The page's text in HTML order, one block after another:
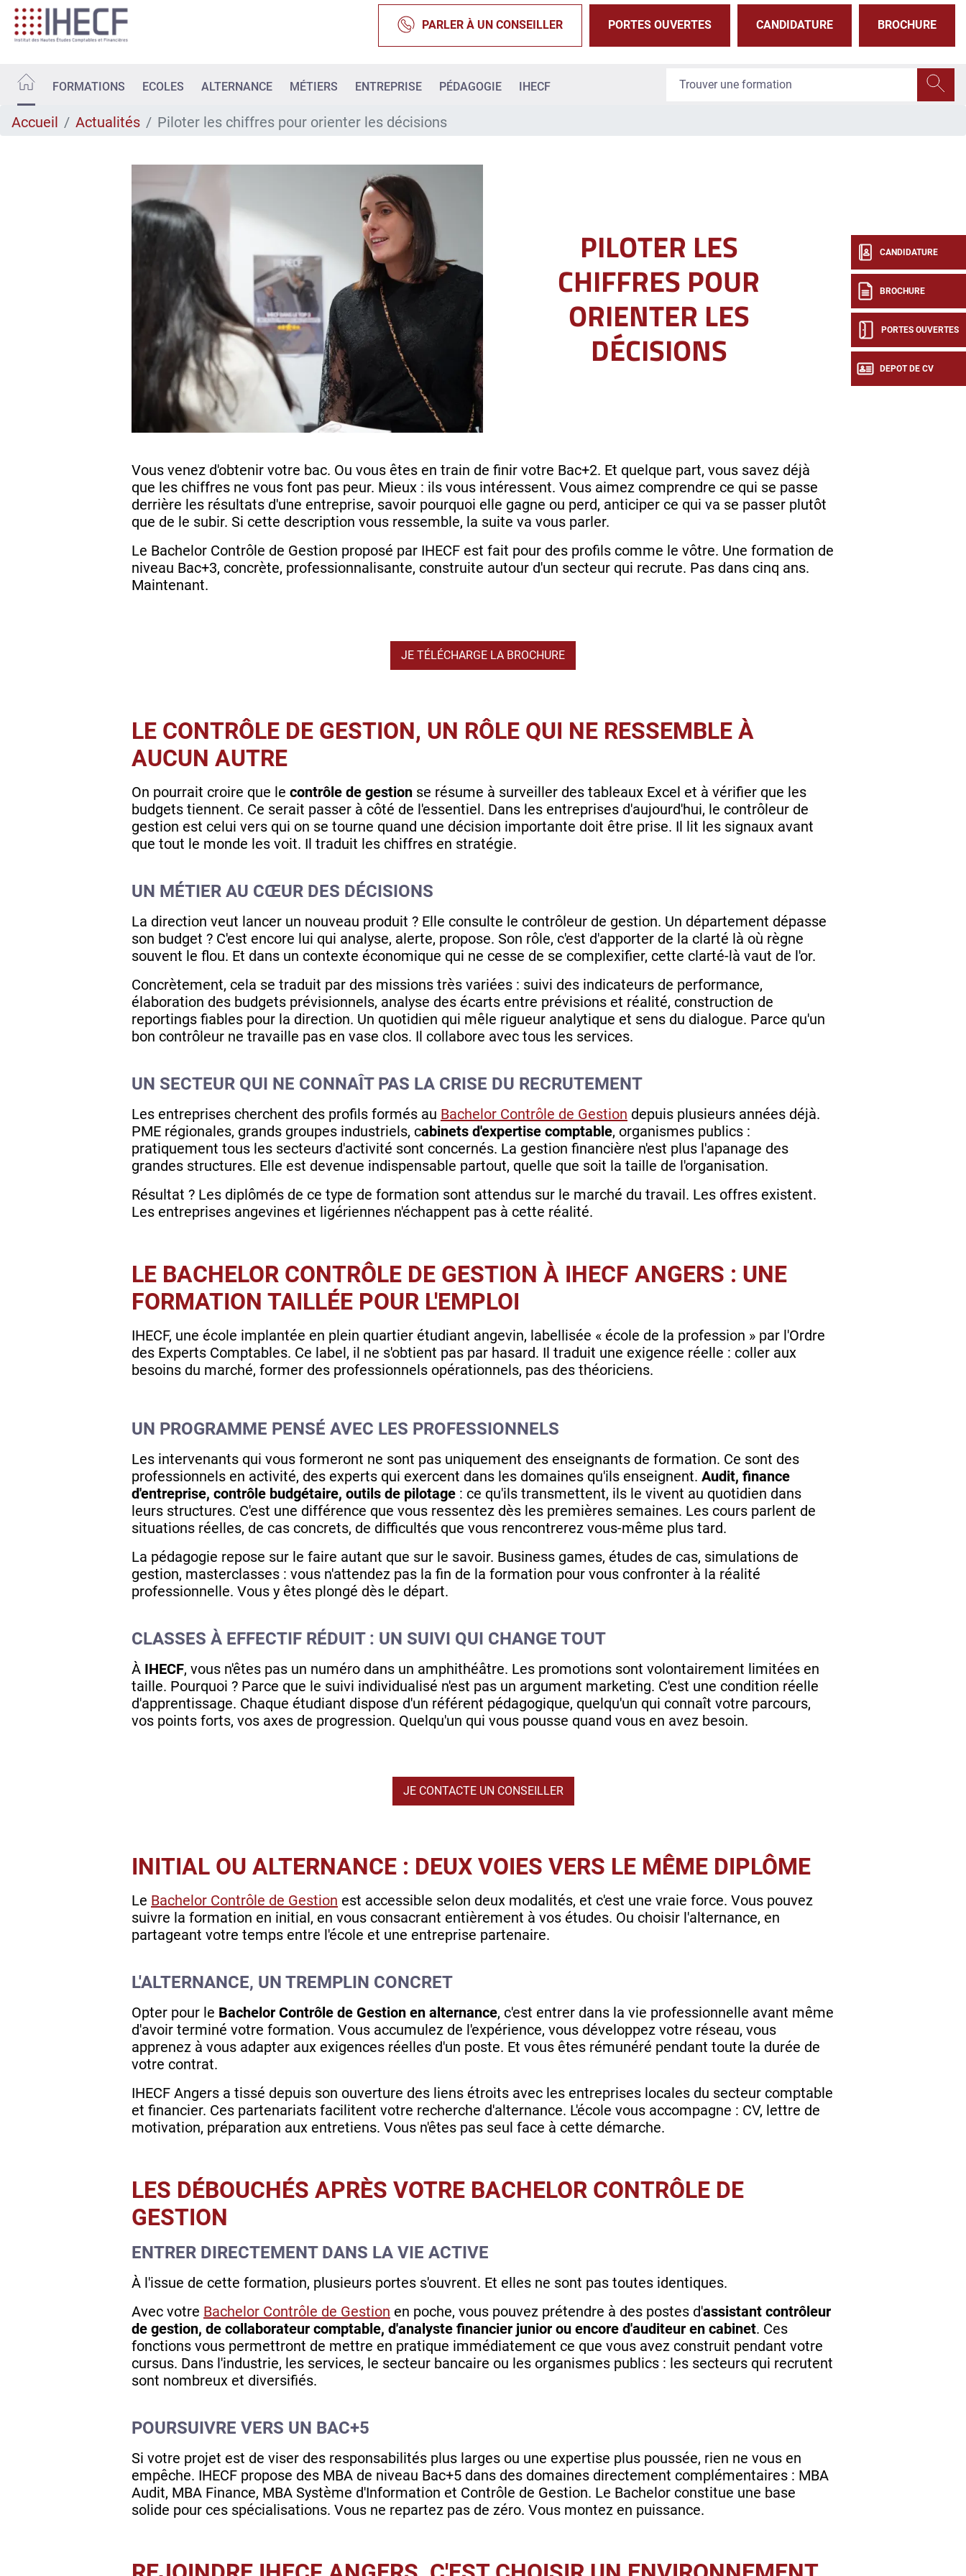
Aller
contenu
PARLER À UN CONSEILLER PORTES OUVERTES CANDIDATURE BROCHURE
FORMATIONS ECOLES ALTERNANCE MÉTIERS ENTREPRISE PÉDAGOGIE IHECF
CANDIDATURE
BROCHURE
PORTES OUVERTES
DEPOT DE CV
Accueil Actualités Piloter les chiffres pour orienter les décisions
PILOTER LES
CHIFFRES POUR
ORIENTER LES
DÉCISIONS
Vous venez d'obtenir votre bac. Ou vous êtes en train de finir votre Bac+2. Et quelque part, vous savez déjà
que les chiffres ne vous font pas peur. Mieux : ils vous intéressent. Vous aimez comprendre ce qui se passe
derrière les résultats d'une entreprise, savoir pourquoi elle gagne ou perd, anticiper ce qui va se passer plutôt
que de le subir. Si cette description vous ressemble, la suite va vous parler.
Le Bachelor Contrôle de Gestion proposé par IHECF est fait pour des profils comme le vôtre. Une formation de
niveau Bac+3, concrète, professionnalisante, construite autour d'un secteur qui recrute. Pas dans cinq ans.
Maintenant.
JE TÉLÉCHARGE LA BROCHURE
LE CONTRÔLE DE GESTION, UN RÔLE QUI NE RESSEMBLE À
AUCUN AUTRE
On pourrait croire que le contrôle de gestion se résume à surveiller des tableaux Excel et à vérifier que les
budgets tiennent. Ce serait passer à côté de l'essentiel. Dans les entreprises d'aujourd'hui, le contrôleur de
gestion est celui vers qui on se tourne quand une décision importante doit être prise. Il lit les signaux avant
que tout le monde les voit. Il traduit les chiffres en stratégie.
UN MÉTIER AU CŒUR DES DÉCISIONS
La direction veut lancer un nouveau produit ? Elle consulte le contrôleur de gestion. Un département dépasse
son budget ? C'est encore lui qui analyse, alerte, propose. Son rôle, c'est d'apporter de la clarté là où règne
souvent le flou. Et dans un contexte économique qui ne cesse de se complexifier, cette clarté-là vaut de l'or.
Concrètement, cela se traduit par des missions très variées : suivi des indicateurs de performance,
élaboration des budgets prévisionnels, analyse des écarts entre prévisions et réalité, construction de
reportings fiables pour la direction. Un quotidien qui mêle rigueur analytique et sens du dialogue. Parce qu'un
bon contrôleur ne travaille pas en vase clos. Il collabore avec tous les services.
UN SECTEUR QUI NE CONNAÎT PAS LA CRISE DU RECRUTEMENT
Les entreprises cherchent des profils formés au Bachelor Contrôle de Gestion depuis plusieurs années déjà.
PME régionales, grands groupes industriels, cabinets d'expertise comptable, organismes publics :
pratiquement tous les secteurs d'activité sont concernés. La gestion financière n'est plus l'apanage des
grandes structures. Elle est devenue indispensable partout, quelle que soit la taille de l'organisation.
Résultat ? Les diplômés de ce type de formation sont attendus sur le marché du travail. Les offres existent.
Les entreprises angevines et ligériennes n'échappent pas à cette réalité.
LE BACHELOR CONTRÔLE DE GESTION À IHECF ANGERS : UNE
FORMATION TAILLÉE POUR L'EMPLOI
IHECF, une école implantée en plein quartier étudiant angevin, labellisée « école de la profession » par l'Ordre
des Experts Comptables. Ce label, il ne s'obtient pas par hasard. Il traduit une exigence réelle : coller aux
besoins du marché, former des professionnels opérationnels, pas des théoriciens.
UN PROGRAMME PENSÉ AVEC LES PROFESSIONNELS
Les intervenants qui vous formeront ne sont pas uniquement des enseignants de formation. Ce sont des
professionnels en activité, des experts qui exercent dans les domaines qu'ils enseignent. Audit, finance
d'entreprise, contrôle budgétaire, outils de pilotage : ce qu'ils transmettent, ils le vivent au quotidien dans
leurs structures. C'est une différence que vous ressentez dès les premières semaines. Les cours parlent de
situations réelles, de cas concrets, de difficultés que vous rencontrerez vous-même plus tard.
La pédagogie repose sur le faire autant que sur le savoir. Business games, études de cas, simulations de
gestion, masterclasses : vous n'attendez pas la fin de la formation pour vous confronter à la réalité
professionnelle. Vous y êtes plongé dès le départ.
CLASSES À EFFECTIF RÉDUIT : UN SUIVI QUI CHANGE TOUT
À IHECF, vous n'êtes pas un numéro dans un amphithéâtre. Les promotions sont volontairement limitées en
taille. Pourquoi ? Parce que le suivi individualisé n'est pas un argument marketing. C'est une condition réelle
d'apprentissage. Chaque étudiant dispose d'un référent pédagogique, quelqu'un qui connaît votre parcours,
vos points forts, vos axes de progression. Quelqu'un qui vous pousse quand vous en avez besoin.
JE CONTACTE UN CONSEILLER
INITIAL OU ALTERNANCE : DEUX VOIES VERS LE MÊME DIPLÔME
Le Bachelor Contrôle de Gestion est accessible selon deux modalités, et c'est une vraie force. Vous pouvez
suivre la formation en initial, en vous consacrant entièrement à vos études. Ou choisir l'alternance, en
partageant votre temps entre l'école et une entreprise partenaire.
L'ALTERNANCE, UN TREMPLIN CONCRET
Opter pour le Bachelor Contrôle de Gestion en alternance, c'est entrer dans la vie professionnelle avant même
d'avoir terminé votre formation. Vous accumulez de l'expérience, vous développez votre réseau, vous
apprenez à vous adapter aux exigences réelles d'un poste. Et vous êtes rémunéré pendant toute la durée de
votre contrat.
IHECF Angers a tissé depuis son ouverture des liens étroits avec les entreprises locales du secteur comptable
et financier. Ces partenariats facilitent votre recherche d'alternance. L'école vous accompagne : CV, lettre de
motivation, préparation aux entretiens. Vous n'êtes pas seul face à cette démarche.
LES DÉBOUCHÉS APRÈS VOTRE BACHELOR CONTRÔLE DE
GESTION
ENTRER DIRECTEMENT DANS LA VIE ACTIVE
À l'issue de cette formation, plusieurs portes s'ouvrent. Et elles ne sont pas toutes identiques.
Avec votre Bachelor Contrôle de Gestion en poche, vous pouvez prétendre à des postes d'assistant contrôleur
de gestion, de collaborateur comptable, d'analyste financier junior ou encore d'auditeur en cabinet. Ces
fonctions vous permettront de mettre en pratique immédiatement ce que vous avez construit pendant votre
cursus. Dans l'industrie, les services, le secteur bancaire ou les organismes publics : les secteurs qui recrutent
sont nombreux et diversifiés.
POURSUIVRE VERS UN BAC+5
Si votre projet est de viser des responsabilités plus larges ou une expertise plus poussée, rien ne vous en
empêche. IHECF propose des MBA de niveau Bac+5 dans des domaines directement complémentaires : MBA
Audit, MBA Finance, MBA Système d'Information et Contrôle de Gestion. Le Bachelor constitue une base
solide pour ces spécialisations. Vous ne repartez pas de zéro. Vous montez en puissance.